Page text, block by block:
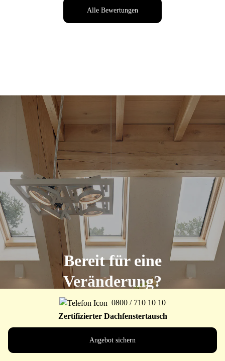
Alle Bewertungen
Bereit für eine
Veränderung?
Alle Wohnideen ansehen
0800 / 710 10 10
Zertifizierter Dachfenstertausch
Angebot sichern